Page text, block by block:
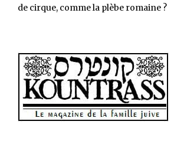
de cirque, comme la plèbe romaine ?